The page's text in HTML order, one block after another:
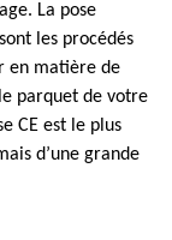
La pose
les procédés
en matière de
parquet de votre
CE est le plus
d’une grande